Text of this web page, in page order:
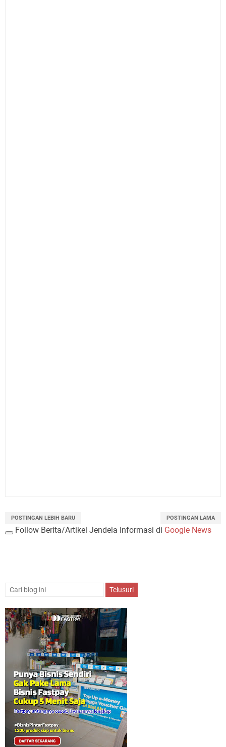
POSTINGAN LEBIH BARU POSTINGAN LAMA
Follow Berita/Artikel Jendela Informasi di Google News